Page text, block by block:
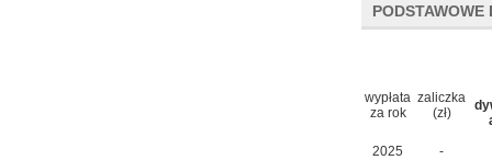
PODSTAWOWE
wypłata
za rok
zaliczka
(zł)
2025
-